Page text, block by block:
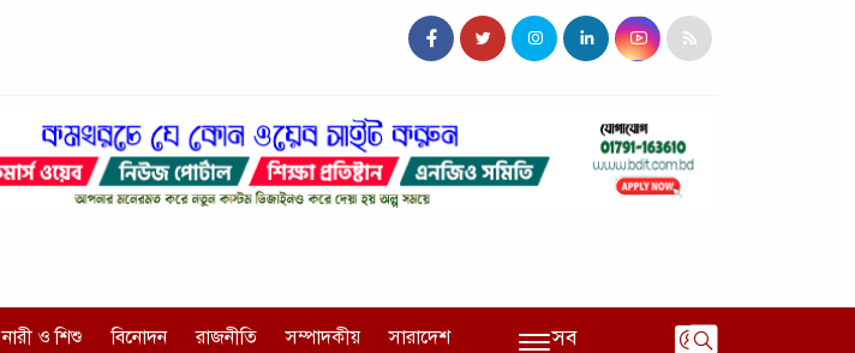
নারী ও শিশু বিনোদন রাজনীতি সম্পাদকীয় সারাদেশ সব